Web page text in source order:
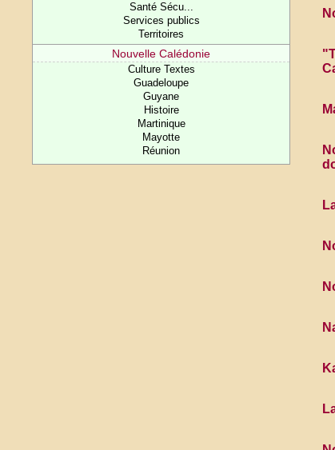
Santé Sécu...
Services publics
Territoires
Nouvelle Calédonie
Culture Textes
Guadeloupe
Guyane
Histoire
Martinique
Mayotte
Réunion